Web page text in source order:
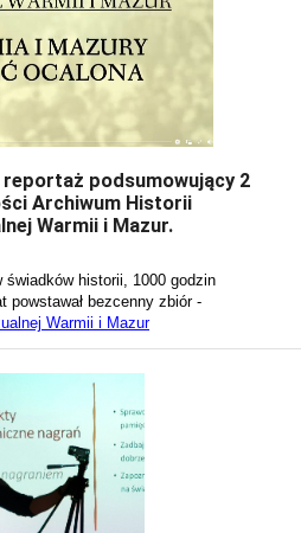
reportaż podsumowujący 2
Archiwum Historii
Warmii i Mazur.
świadków historii, 1000 godzin
Warmii i Mazur